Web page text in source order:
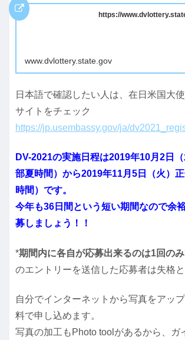
https://
www.dvlottery.state.gov
日本語で確認したい人は、在日米国大
サイトをチェック
https://jp.usembassy.gov/ja/
DV-2021の実施日程は2019年10月2日
部夏時間）から2019年11月5日（火）
時間）です。
今年も36日間という短い期間なので余
募しましょう！！
*期間内に各自が応募出来るのは1回のみ
のエントリーを送信した応募者は失格と
自分でインターネットから写真をアッ
料で申し込めます。
写真の加工もPhoto toolがあるから、ガ